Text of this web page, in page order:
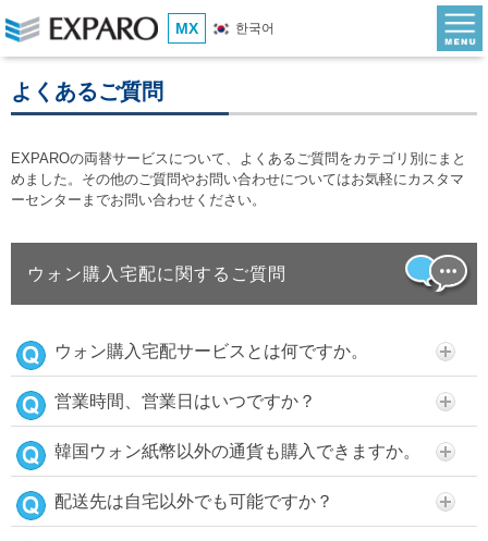
MX 한국어
よくあるご質問
EXPAROの両替サービスについて、よくあるご質問をカテゴリ別にまと
めました。その他のご質問やお問い合わせについてはお気軽にカスタマ
ーセンターまでお問い合わせください。
ウォン購入宅配に関するご質問
ウォン購入宅配サービスとは何ですか。
営業時間、営業日はいつですか？
韓国ウォン紙幣以外の通貨も購入できますか。
配送先は自宅以外でも可能ですか？